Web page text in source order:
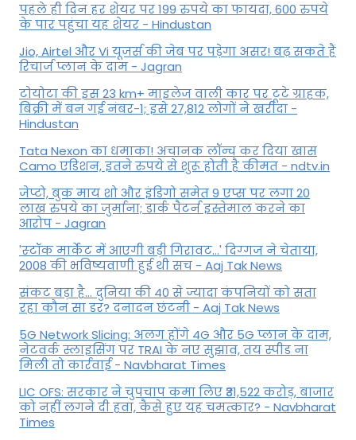
पहले ही दिन हर शेयर पर 199 रुपये का फायदा, 600 रुपये
के पार पहुंचा यह शेयर - Hindustan
Jio, Airtel और Vi यूजर्स की जेब पर पड़ेगा असर! बढ़ सकते हैं
रिचार्ज प्लान के दाम - Jagran
टोयोटा की इस 23 km+ माइलेज वाली कार पर टूटे ग्राहक,
बिक्री में बन गई नंबर-1; इसे 27,812 लोगों ने खरीदा -
Hindustan
Tata Nexon का धमाका! अचानक लॉन्च कर दिया खास
Camo एडिशन, इतने रुपये से शुरू होती है कीमत - ndtv.in
जेप्टो, बुक माय शो और इंडिगो समेत 9 एप्स पर लगा 20
लाख रुपये का जुर्माना; डार्क पैटर्न इस्तेमाल करने का
आरोप - Jagran
'स्‍टॉक मार्केट में आएगी बड़ी गिरावट...' दिग्‍गज ने चेताया,
2008 की भविष्यवाणी हुई थी सच - Aaj Tak News
संकट बड़ा है... दुनिया की 40 से ज्यादा कंपनियों को सता
रहा कौन सा डर? दनादन छंटनी - Aaj Tak News
5G Network Slicing: अलग होंगे 4G और 5G प्लान के दाम,
नेटवर्क स्लाइसिंग पर TRAI के नए सुझाव, तय स्पीड ना
मिली तो कार्रवाई - Navbharat Times
LIC OFS: सरकार ने चुपचाप कमा लिए ₹31,522 करोड़, बाजार
को नहीं लगने दी हवा, कैसे हुए यह चमत्कार? - Navbharat
Times